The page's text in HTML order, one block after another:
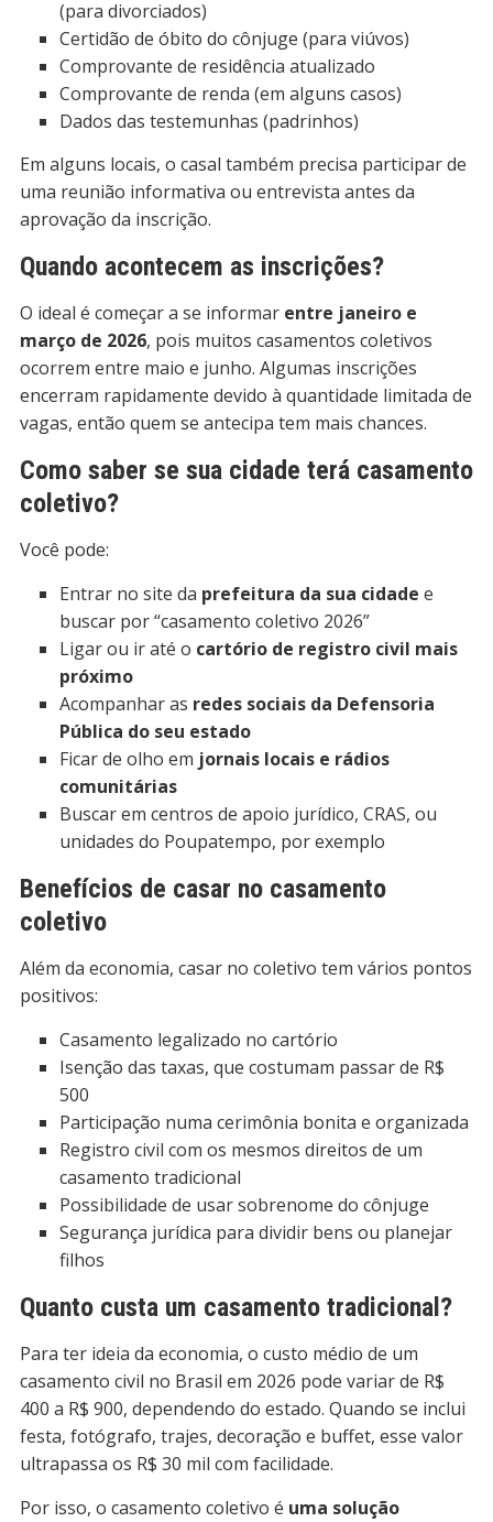
(para divorciados)
Certidão de óbito do cônjuge (para viúvos)
Comprovante de residência atualizado
Comprovante de renda (em alguns casos)
Dados das testemunhas (padrinhos)
Em alguns locais, o casal também precisa participar de
uma reunião informativa ou entrevista antes da
aprovação da inscrição.
Quando acontecem as inscrições?
O ideal é começar a se informar entre janeiro e
março de 2026, pois muitos casamentos coletivos
ocorrem entre maio e junho. Algumas inscrições
encerram rapidamente devido à quantidade limitada de
vagas, então quem se antecipa tem mais chances.
Como saber se sua cidade terá casamento
coletivo?
Você pode:
Entrar no site da prefeitura da sua cidade e
buscar por “casamento coletivo 2026”
Ligar ou ir até o cartório de registro civil mais
próximo
Acompanhar as redes sociais da Defensoria
Pública do seu estado
Ficar de olho em jornais locais e rádios
comunitárias
Buscar em centros de apoio jurídico, CRAS, ou
unidades do Poupatempo, por exemplo
Benefícios de casar no casamento
coletivo
Além da economia, casar no coletivo tem vários pontos
positivos:
Casamento legalizado no cartório
Isenção das taxas, que costumam passar de R$
500
Participação numa cerimônia bonita e organizada
Registro civil com os mesmos direitos de um
casamento tradicional
Possibilidade de usar sobrenome do cônjuge
Segurança jurídica para dividir bens ou planejar
filhos
Quanto custa um casamento tradicional?
Para ter ideia da economia, o custo médio de um
casamento civil no Brasil em 2026 pode variar de R$
400 a R$ 900, dependendo do estado. Quando se inclui
festa, fotógrafo, trajes, decoração e buffet, esse valor
ultrapassa os R$ 30 mil com facilidade.
Por isso, o casamento coletivo é uma solução